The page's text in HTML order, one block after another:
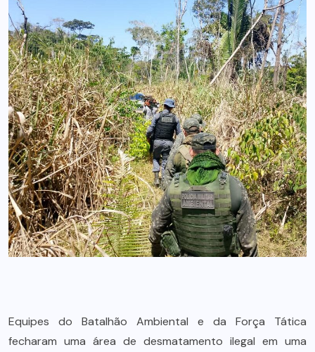
Equipes do Batalhão Ambiental e da Força Tática
fecharam uma área de desmatamento ilegal em uma